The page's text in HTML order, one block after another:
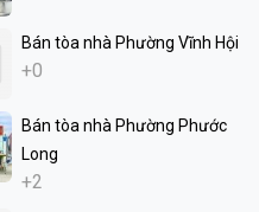
Bán tòa nhà Phường Vĩnh Hội
+0
Bán tòa nhà Phường Phước
Long
+2